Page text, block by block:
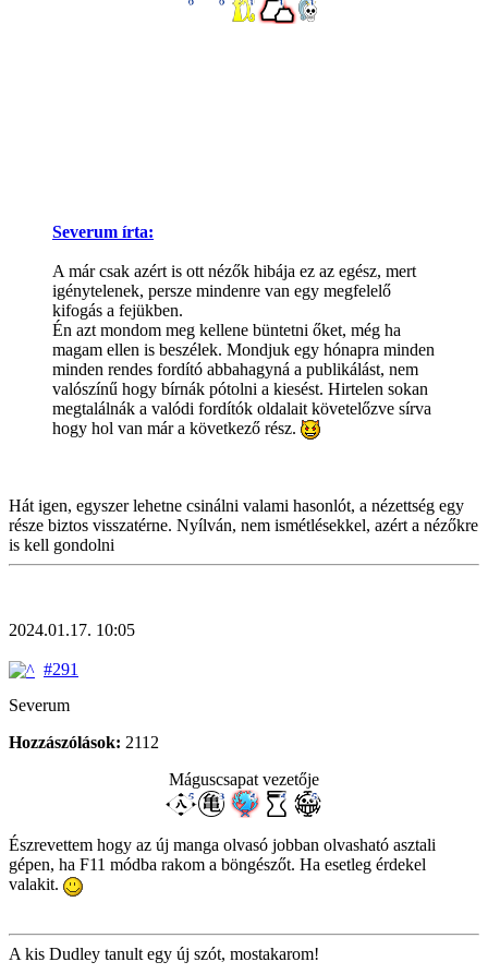
Severum írta:
A már csak azért is ott nézők hibája ez az egész, mert
igénytelenek, persze mindenre van egy megfelelő
kifogás a fejükben.
Én azt mondom meg kellene büntetni őket, még ha
magam ellen is beszélek. Mondjuk egy hónapra minden
minden rendes fordító abbahagyná a publikálást, nem
valószínű hogy bírnák pótolni a kiesést. Hirtelen sokan
megtalálnák a valódi fordítók oldalait követelőzve sírva
hogy hol van már a következő rész.
Hát igen, egyszer lehetne csinálni valami hasonlót, a nézettség egy
része biztos visszatérne. Nyílván, nem ismétlésekkel, azért a nézőkre
is kell gondolni
2024.01.17. 10:05
#291
Severum
Hozzászólások: 2112
Máguscsapat vezetője
Észrevettem hogy az új manga olvasó jobban olvasható asztali
gépen, ha F11 módba rakom a böngészőt. Ha esetleg érdekel
valakit.
A kis Dudley tanult egy új szót, mostakarom!